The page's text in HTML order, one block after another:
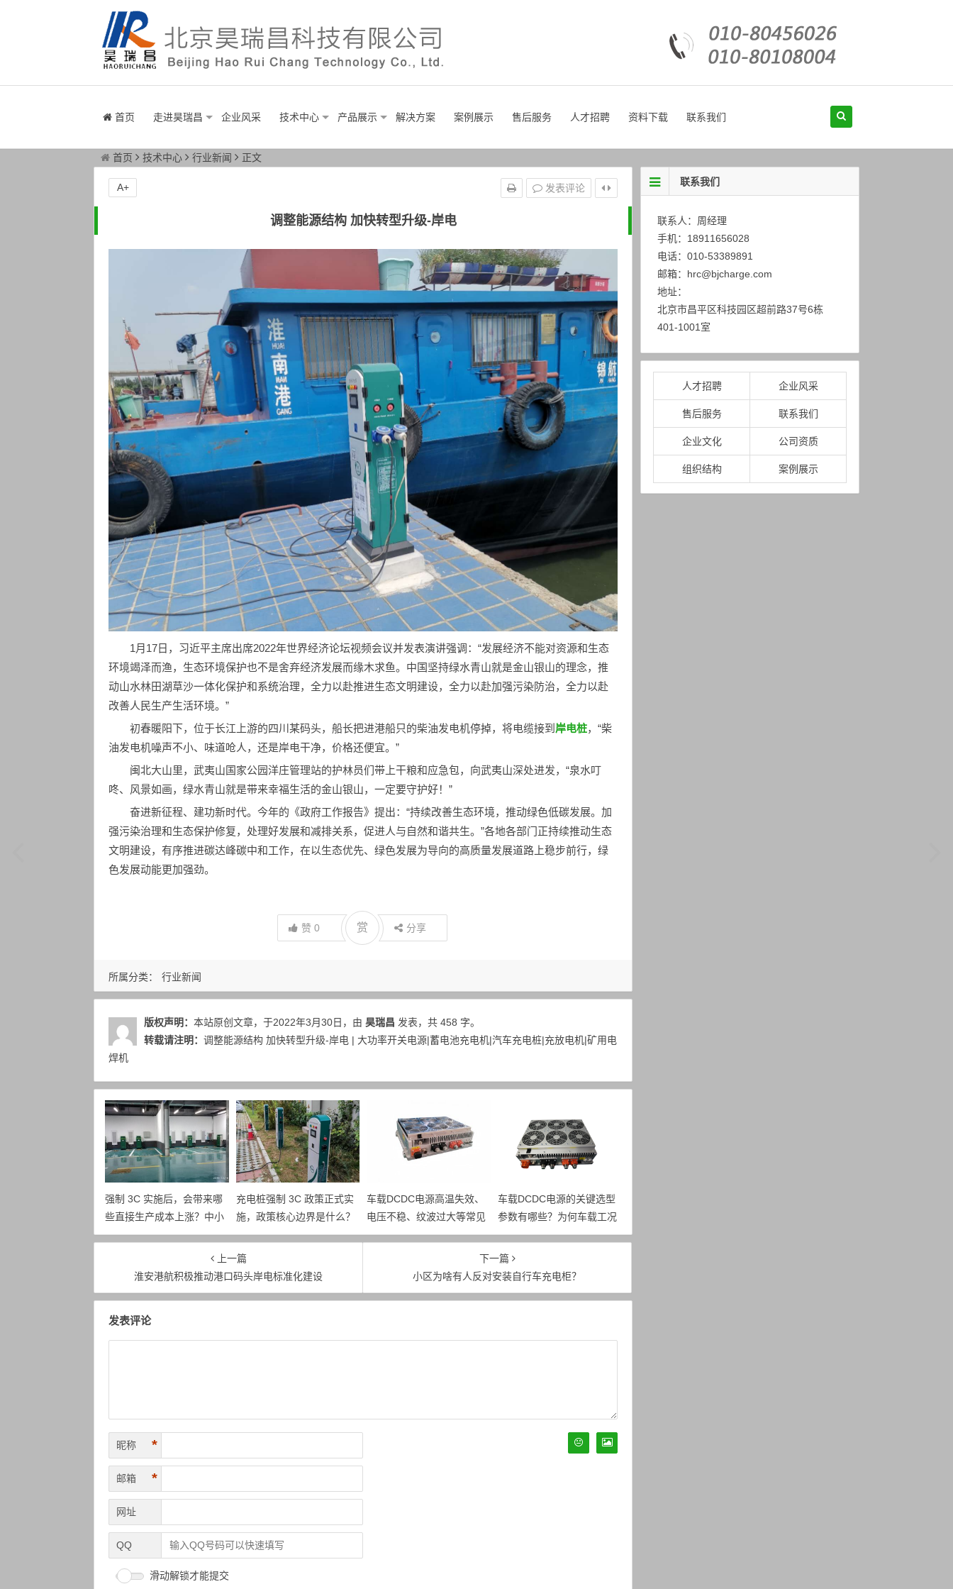
首页 走进昊瑞昌 企业风采 技术中心 产品展示 解决方案 案例展示 售后服务 人才招聘 资料下载 联系我们
首页 技术中心 行业新闻 正文
调整能源结构 加快转型升级-岸电
1月17日，习近平主席出席2022年世界经济论坛视频会议并发表演讲强调：“发展经济不能对资源和生态
环境竭泽而渔，生态环境保护也不是舍弃经济发展而缘木求鱼。中国坚持绿水青山就是金山银山的理念，推
动山水林田湖草沙一体化保护和系统治理，全力以赴推进生态文明建设，全力以赴加强污染防治，全力以赴
改善人民生产生活环境。”
初春暖阳下，位于长江上游的四川某码头，船长把进港船只的柴油发电机停掉，将电缆接到 岸电桩，“柴
油发电机噪声不小、味道呛人，还是岸电干净，价格还便宜。”
闽北大山里，武夷山国家公园洋庄管理站的护林员们带上干粮和应急包，向武夷山深处进发，“泉水叮
咚、风景如画，绿水青山就是带来幸福生活的金山银山，一定要守护好！”
奋进新征程、建功新时代。今年的《政府工作报告》提出：“持续改善生态环境，推动绿色低碳发展。加
强污染治理和生态保护修复，处理好发展和减排关系，促进人与自然和谐共生。”各地各部门正持续推动生态
文明建设，有序推进碳达峰碳中和工作，在以生态优先、绿色发展为导向的高质量发展道路上稳步前行，绿
色发展动能更加强劲。
赞 0 赏 分享
发表评论
A+
所属分类： 行业新闻
版权声明： 本站原创文章，于2022年3月30日，由 昊瑞昌 发表，共 458 字。
转载请注明： 调整能源结构 加快转型升级-岸电 | 大功率开关电源|蓄电池充电机|汽车充电桩|充放电机|矿用电
焊机
强制 3C 实施后，会带来哪
些直接生产成本上涨？中小
充电桩企业面临怎样的成本
充电桩强制 3C 政策正式实
施，政策核心边界是什么？
对生产企业最直接的约束有
哪些？
车载DCDC电源高温失效、
电压不稳、纹波过大等常见
故障，主要诱因是什么？如
车载DCDC电源的关键选型
参数有哪些？为何车载工况
需要预留充足的电气裕量？
上一篇
淮安港航积极推动港口码头岸电标准化建设
下一篇
小区为啥有人反对安装自行车充电柜？
发表评论
昵称 *
邮箱 *
网址
QQ
滑动解锁才能提交
联系我们
联系人：周经理
手机：18911656028
电话：010-53389891
邮箱：hrc@bjcharge.com
地址：
北京市昌平区科技园区超前路37号6栋
401-1001室
人才招聘 企业风采
售后服务 联系我们
企业文化 公司资质
组织结构 案例展示